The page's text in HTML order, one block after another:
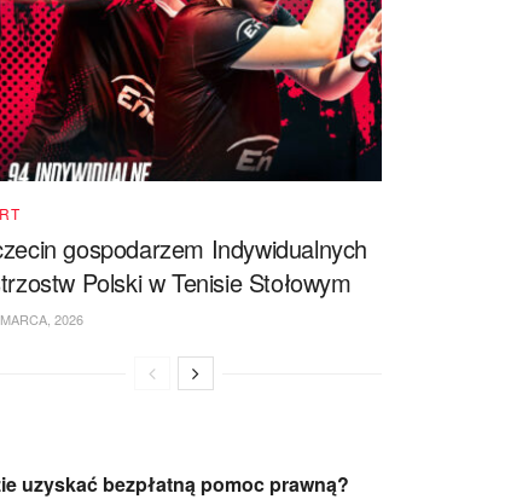
gospodarzem Indywidualnych
Polski w Tenisie Stołowym
2026
uzyskać bezpłatną pomoc prawną?